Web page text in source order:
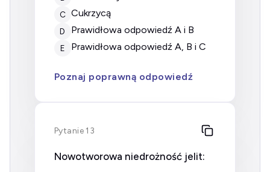
C cukrzycą
D prawidłowa odpowiedź A i B
E prawidłowa odpowiedź A, B i C
Poznaj poprawną odpowiedź
Pytanie 13
Nowotworowa niedrożność jelit: